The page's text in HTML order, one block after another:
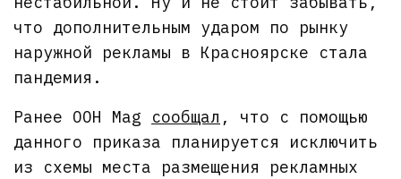
что дополнительным ударом по рынку
наружной рекламы в Красноярске стала
пандемия.
Ранее OOH Mag сообщал , что с помощью
данного приказа планируется исключить
из схемы места размещения рекламных